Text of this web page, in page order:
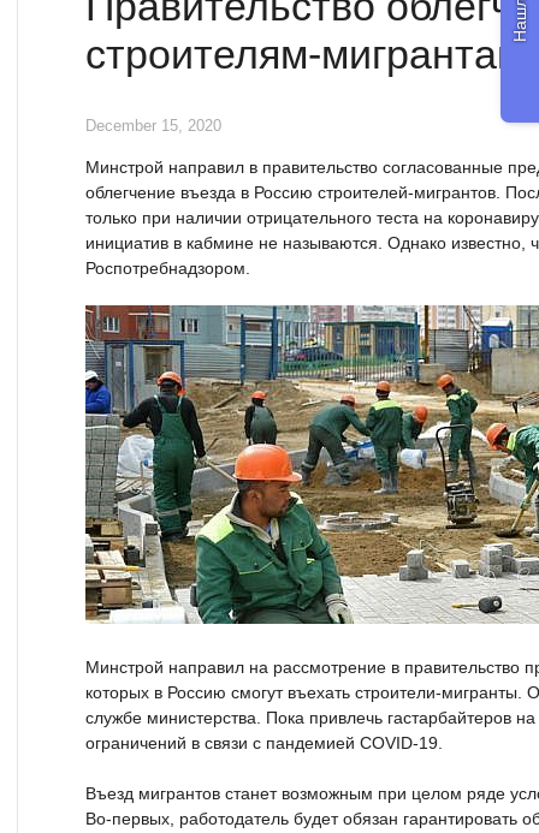
строителям-мигрантам
December 15, 2020
Минстрой направил в правительство согласованные
облегчение въезда в Россию строителей-мигрантов.
только при наличии отрицательного теста на
инициатив в кабмине не называются. Однако известно,
Роспотребнадзором.
Минстрой направил на рассмотрение в правительство
которых в Россию смогут въехать строители-
службе министерства. Пока привлечь гастарбайтеров
ограничений в связи с пандемией COVID-19.
Въезд мигрантов станет возможным при целом ряде
Во-первых, работодатель будет обязан гарантировать